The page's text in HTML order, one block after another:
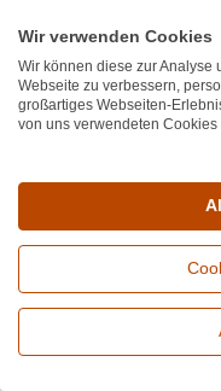
Ausbau in Holz oder
Ausdruck. Entdecken
weinund elegantebio
etwa alsDAC.
Bio‑Weine sind
harmonieren
und feine Aromen.
Wir verwenden Cookies
Wir können diese zur Analyse
Webseite zu verbessern,
großartiges Webseiten-
von uns verwendeten